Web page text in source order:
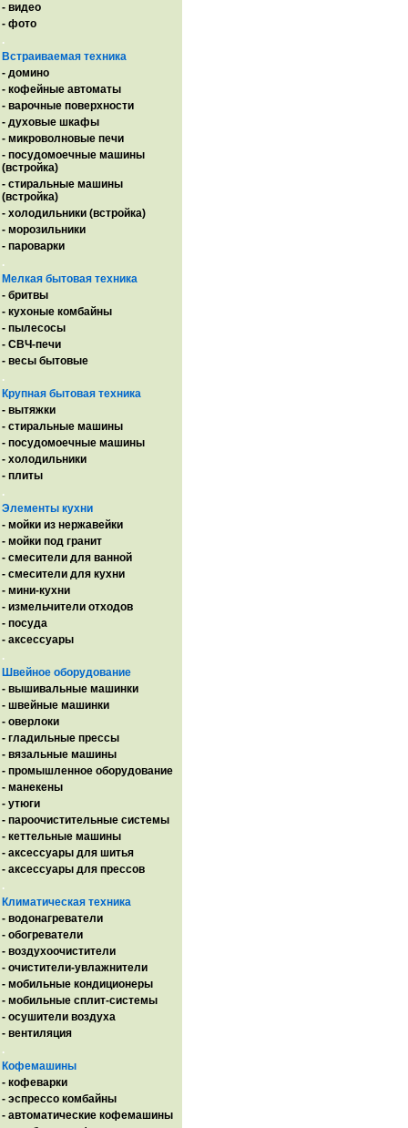
- видео
- фото
.
Встраиваемая техника
- домино
- кофейные автоматы
- варочные поверхности
- духовые шкафы
- микроволновые печи
- посудомоечные машины
(встройка)
- стиральные машины
(встройка)
- холодильники (встройка)
- морозильники
- пароварки
.
Мелкая бытовая техника
- бритвы
- кухоные комбайны
- пылесосы
- СВЧ-печи
- весы бытовые
.
Крупная бытовая техника
- вытяжки
- стиральные машины
- посудомоечные машины
- холодильники
- плиты
.
Элементы кухни
- мойки из нержавейки
- мойки под гранит
- смесители для ванной
- смесители для кухни
- мини-кухни
- измельчители отходов
- посуда
- аксессуары
.
Швейное оборудование
- вышивальные машинки
- швейные машинки
- оверлоки
- гладильные прессы
- вязальные машины
- промышленное оборудование
- манекены
- утюги
- пароочистительные системы
- кеттельные машины
- аксессуары для шитья
- аксессуары для прессов
.
Климатическая техника
- водонагреватели
- обогреватели
- воздухоочистители
- очистители-увлажнители
- мобильные кондиционеры
- мобильные сплит-системы
- осушители воздуха
- вентиляция
.
Кофемашины
- кофеварки
- эспрессо комбайны
- автоматические кофемашины